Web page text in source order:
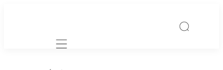
Mobile navigation